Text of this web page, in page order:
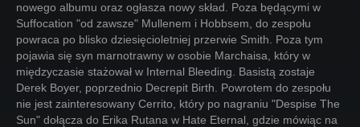
nowego albumu oraz ogłasza nowy skład. Poza będącymi w
Suffocation "od zawsze" Mullenem i Hobbsem, do zespołu
powraca po blisko dziesięcioletniej przerwie Smith. Poza tym
pojawia się syn marnotrawny w osobie Marchaisa, który w
międzyczasie stażował w Internal Bleeding. Basistą zostaje
Derek Boyer, poprzednio Decrepit Birth. Powrotem do zespołu
nie jest zainteresowany Cerrito, który po nagraniu "Despise The
Sun" dołącza do Erika Rutana w Hate Eternal, gdzie mówiąc na